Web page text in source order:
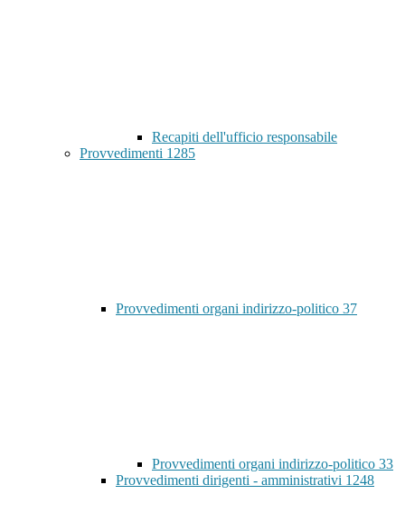
Recapiti dell'ufficio responsabile
Provvedimenti 1285
Provvedimenti organi indirizzo-politico 37
Provvedimenti organi indirizzo-politico 33
Provvedimenti dirigenti - amministrativi 1248